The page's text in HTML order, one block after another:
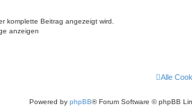
komplette Beitrag angezeigt wird.
anzeigen
Alle
Powered by phpBB® Forum Software © phpBB